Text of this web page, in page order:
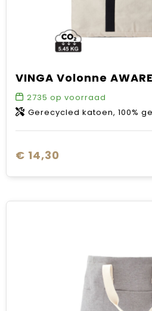
2735 op voorraad
Gerecycled katoen, 100%
€ 14,30